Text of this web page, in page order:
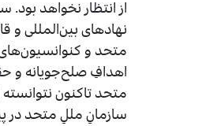
از انتظار نخواهد
نهادهای بین‌المللی
متحد و کنوانسیون‌های
اهدافِ صلح‌جویانه و
متحد تاکنون
سازمانِ مللِ متحد در